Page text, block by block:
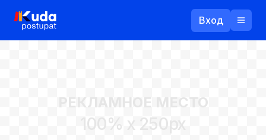
Вход
РЕКЛАМНОЕ МЕСТО
100% x 250px